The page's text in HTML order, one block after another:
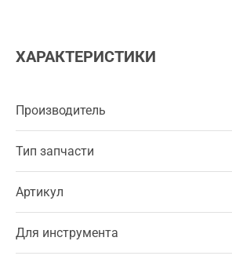
ХАРАКТЕРИСТИКИ
Производитель
Тип запчасти
Артикул
Для инструмента